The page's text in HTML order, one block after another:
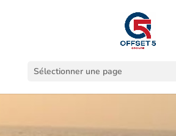
Sélectionner une page